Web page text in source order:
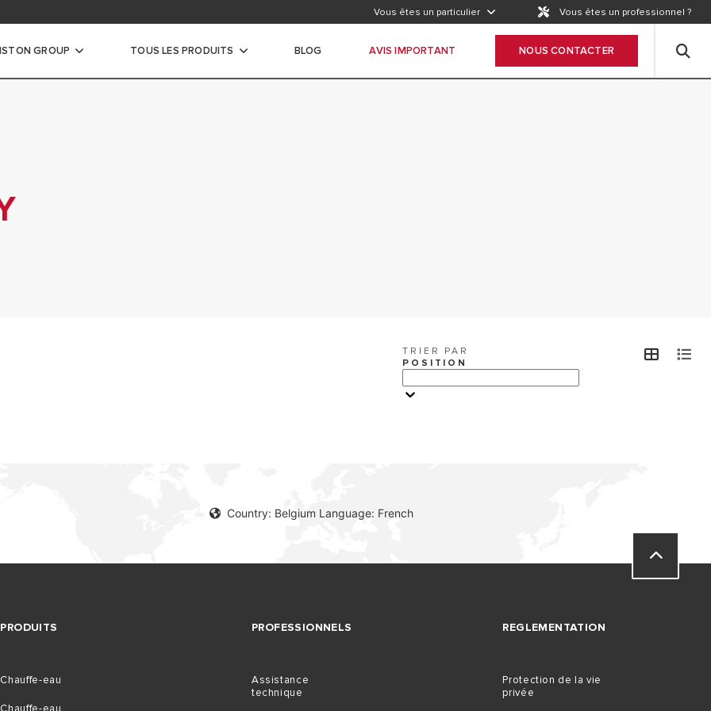
Vous êtes un particulier Vous êtes un professionnel ?
GROUP
VISITE
TOUS LES PRODUITS BLOG AVIS IMPORTANT NOUS CONTACTER
TRIER PAR
POSITION
Country: Belgium Language: French
PRODUITS
Chauffe-eau
PROFESSIONNELS
Assistance
technique
REGLEMENTATION
Protection de la vie
privée